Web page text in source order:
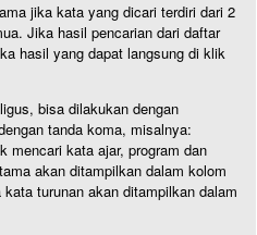
jika kata yang dicari terdiri dari 2
Jika hasil pencarian dari daftar
hasil yang dapat langsung di klik
bisa dilakukan dengan
tanda koma, misalnya:
mencari kata ajar, program dan
akan ditampilkan dalam kolom
turunan akan ditampilkan dalam